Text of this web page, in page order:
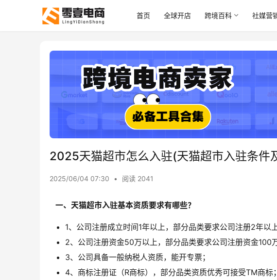
首页 全球开店 跨境百科 社媒营
2025天猫超市怎么入驻(天猫超市入驻条件
2025/06/04 07:30 • 阅读 2041
一、天猫超市入驻基本资质要求有哪些？
1、公司注册成立时间1年以上，部分品类要求公司注册2年以上
2、公司注册资金50万以上，部分品类要求公司注册资金100万
3、公司具备一般纳税人资质，能开专票；
4、商标注册证（R商标），部分品类资质优秀可接受TM商标；